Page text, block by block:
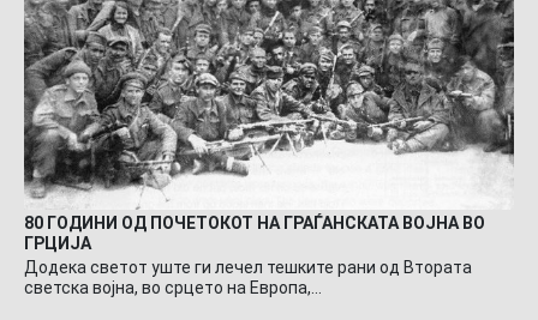
80 ГОДИНИ ОД ПОЧЕТОКОТ НА ГРАЃАНСКАТА ВОЈНА ВО
ГРЦИЈА
Додека светот уште ги лечел тешките рани од Втората
светска војна, во срцето на Европа,…